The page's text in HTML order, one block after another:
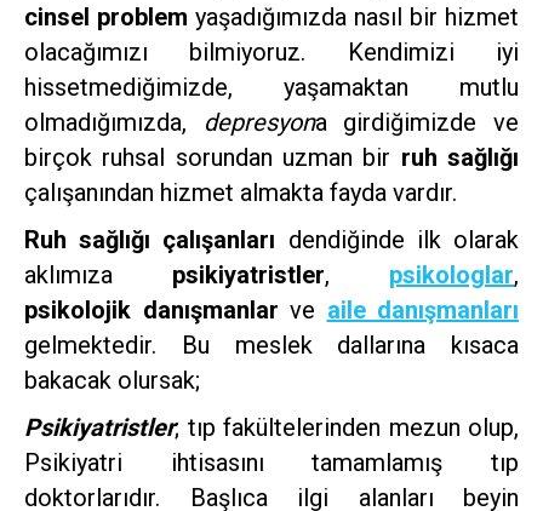
cinsel problem yaşadığımızda nasıl bir hizmet
olacağımızı bilmiyoruz. Kendimizi iyi
hissetmediğimizde, yaşamaktan mutlu
olmadığımızda, depresyona girdiğimizde ve
birçok ruhsal sorundan uzman bir ruh sağlığı
çalışanından hizmet almakta fayda vardır.
Ruh sağlığı çalışanları dendiğinde ilk olarak
aklımıza psikiyatristler, psikologlar,
psikolojik danışmanlar ve aile danışmanları
gelmektedir. Bu meslek dallarına kısaca
bakacak olursak;
Psikiyatristler; tıp fakültelerinden mezun olup,
Psikiyatri ihtisasını tamamlamış tıp
doktorlarıdır. Başlıca ilgi alanları beyin